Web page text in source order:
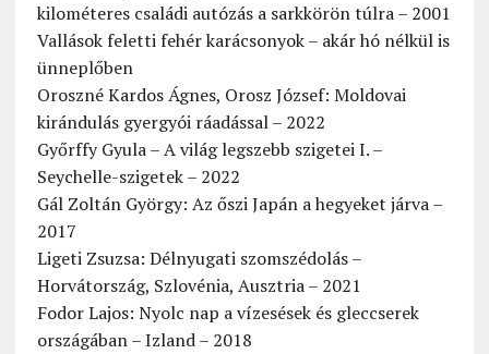
kilométeres családi autózás a sarkkörön túlra – 2001
Vallások feletti fehér karácsonyok – akár hó nélkül is
ünneplőben
Oroszné Kardos Ágnes, Orosz József: Moldovai
kirándulás gyergyói ráadással – 2022
Győrffy Gyula – A világ legszebb szigetei I. –
Seychelle-szigetek – 2022
Gál Zoltán György: Az őszi Japán a hegyeket járva –
2017
Ligeti Zsuzsa: Délnyugati szomszédolás –
Horvátország, Szlovénia, Ausztria – 2021
Fodor Lajos: Nyolc nap a vízesések és gleccserek
országában – Izland – 2018